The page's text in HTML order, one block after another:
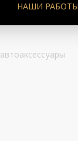
НАШИ РАБОТЫ